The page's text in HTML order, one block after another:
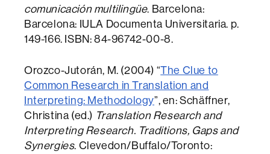
comunicación multilingüe. Barcelona:
Barcelona: IULA Documenta Universitaria. p.
149-166. ISBN: 84-96742-00-8.
Orozco-Jutorán, M. (2004) “The Clue to
Common Research in Translation and
Interpreting: Methodology”, en: Schäffner,
Christina (ed.) Translation Research and
Interpreting Research. Traditions, Gaps and
Synergies. Clevedon/Buffalo/Toronto: